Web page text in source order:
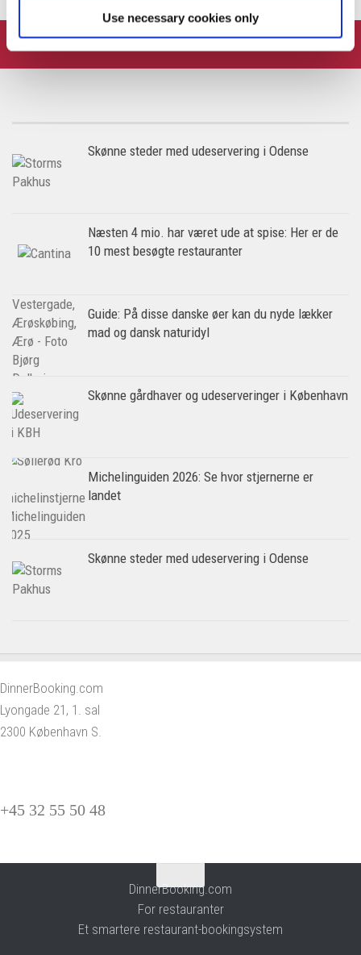
Use necessary cookies only
FOLLOW:
Skønne steder med udeservering i Odense
Næsten 4 mio. har været ude at spise: Her er de
10 mest besøgte restauranter
Guide: På disse danske øer kan du nyde lækker
mad og dansk naturidyl
Skønne gårdhaver og udeserveringer i København
Michelinguiden 2026: Se hvor stjernerne er
landet
Skønne steder med udeservering i Odense
DinnerBooking.com
Lyongade 21, 1. sal
2300 København S.
+45 32 55 50 48
DinnerBooking.com
For restauranter
Et smartere restaurant-bookingsystem